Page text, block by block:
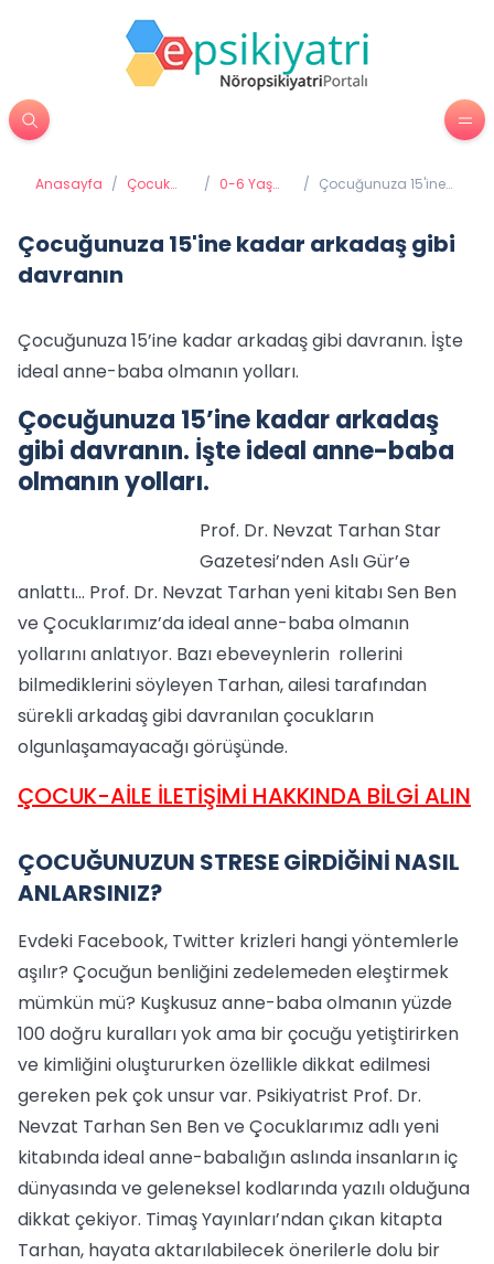
Anasayfa / Çocuk
/ 0-6 Yaş
/ Çocuğunuza 15'ine
Çocuğunuza 15'ine kadar arkadaş gibi
davranın
Çocuğunuza 15’ine kadar arkadaş gibi davranın. İşte
ideal anne-baba olmanın yolları.
Çocuğunuza 15’ine kadar arkadaş
gibi davranın. İşte ideal anne-baba
olmanın yolları.
Prof. Dr. Nevzat Tarhan Star
Gazetesi’nden Aslı Gür’e
anlattı… Prof. Dr. Nevzat Tarhan yeni kitabı Sen Ben
ve Çocuklarımız’da ideal anne-baba olmanın
yollarını anlatıyor. Bazı ebeveynlerin rollerini
bilmediklerini söyleyen Tarhan, ailesi tarafından
sürekli arkadaş gibi davranılan çocukların
olgunlaşamayacağı görüşünde.
ÇOCUK-AİLE İLETİŞİMİ HAKKINDA BİLGİ ALIN
ÇOCUĞUNUZUN STRESE GİRDİĞİNİ NASIL
ANLARSINIZ?
Evdeki Facebook, Twitter krizleri hangi yöntemlerle
aşılır? Çocuğun benliğini zedelemeden eleştirmek
mümkün mü? Kuşkusuz anne-baba olmanın yüzde
100 doğru kuralları yok ama bir çocuğu yetiştirirken
ve kimliğini oluştururken özellikle dikkat edilmesi
gereken pek çok unsur var. Psikiyatrist Prof. Dr.
Nevzat Tarhan Sen Ben ve Çocuklarımız adlı yeni
kitabında ideal anne-babalığın aslında insanların iç
dünyasında ve geleneksel kodlarında yazılı olduğuna
dikkat çekiyor. Timaş Yayınları’ndan çıkan kitapta
Tarhan, hayata aktarılabilecek önerilerle dolu bir